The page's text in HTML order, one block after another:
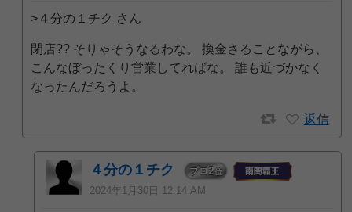
>４分の１チク さん
閉店?? そりゃそうなるわな。 換金さることながら、
こんなぼったくり営業してればな。 誰も近づかなく
なったんだろうよ。
返信
４分の１チク プロ2位
2024年1月30日 12:14 AM